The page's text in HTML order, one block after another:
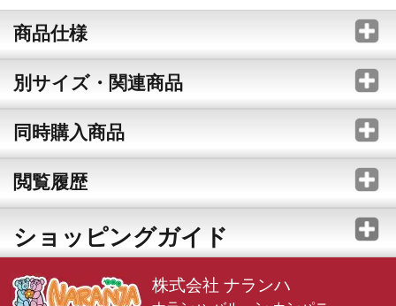
商品仕様
別サイズ・関連商品
同時購入商品
閲覧履歴
ショッピングガイド
株式会社 ナランハ